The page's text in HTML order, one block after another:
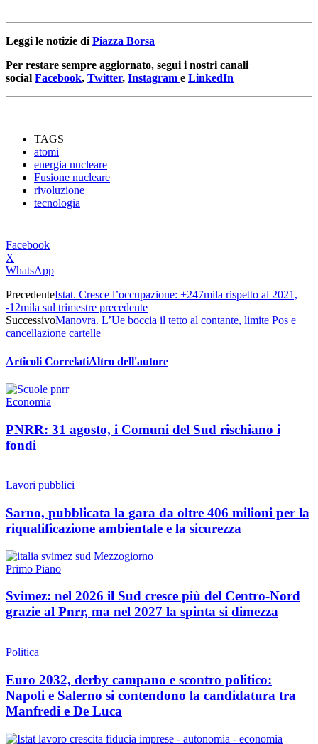
Leggi le notizie di Piazza Borsa
Per restare sempre aggiornato, segui i nostri canali
social Facebook, Twitter, Instagram e LinkedIn
TAGS
atomi
energia nucleare
Fusione nucleare
rivoluzione
tecnologia
Facebook
X
WhatsApp
PrecedenteIstat. Cresce l’occupazione: +247mila rispetto al 2021,
-12mila sul trimestre precedente
SuccessivoManovra. L’Ue boccia il tetto al contante, limite Pos e
cancellazione cartelle
Articoli CorrelatiAltro dell'autore
Economia
PNRR: 31 agosto, i Comuni del Sud rischiano i
fondi
Lavori pubblici
Sarno, pubblicata la gara da oltre 406 milioni per la
riqualificazione ambientale e la sicurezza
Primo Piano
Svimez: nel 2026 il Sud cresce più del Centro-Nord
grazie al Pnrr, ma nel 2027 la spinta si dimezza
Politica
Euro 2032, derby campano e scontro politico:
Napoli e Salerno si contendono la candidatura tra
Manfredi e De Luca